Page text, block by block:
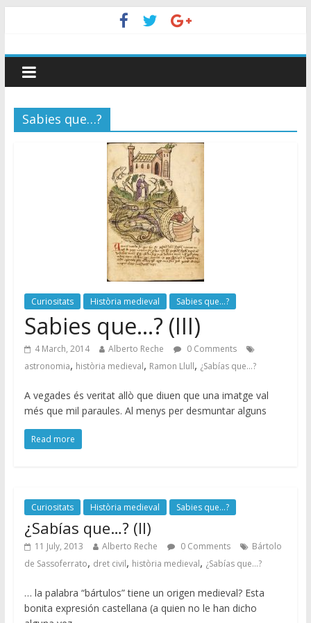
Sabies que…?
Curiositats Història medieval Sabies que...?
Sabies que…? (III)
4 March, 2014 Alberto Reche
0 Comments
astronomia, història medieval, Ramon Llull, ¿Sabías que...?
A vegades és veritat allò que diuen que una imatge val
més que mil paraules. Al menys per desmuntar alguns
Read more
Curiositats Història medieval Sabies que...?
¿Sabías que…? (II)
11 July, 2013 Alberto Reche 0 Comments
Bártolo
de Sassoferrato, dret civil, història medieval, ¿Sabías que...?
… la palabra “bártulos” tiene un origen medieval? Esta
bonita expresión castellana (a quien no le han dicho